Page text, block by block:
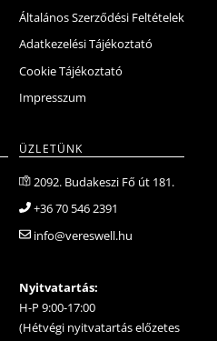
Általános Szerződési Feltételek
Adatkezelési Tájékoztató
Cookie Tájékoztató
Impresszum
ÜZLETÜNK
2092. Budakeszi Fő út 181.
+36 70 546 2391
info@vereswell.hu
Nyitvatartás:
H-P 9:00-17:00
(Hétvégi nyitvatartás előzetes